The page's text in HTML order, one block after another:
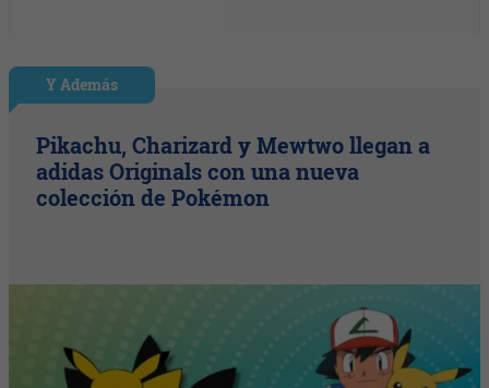
Y Además
Pikachu, Charizard y Mewtwo llegan a
adidas Originals con una nueva
colección de Pokémon